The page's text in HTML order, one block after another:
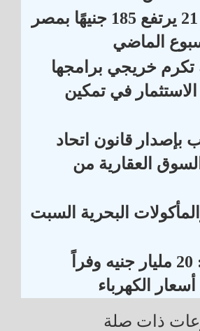
سعر الذهب عيار 21 يرتفع 185 جنيهًا بمصر
الماضي
تكرم خريجي برامجها
الاستثمار في تمكين
بإصدار قانون اتحاد
العقارية من
البحرية السبت
مسؤول حكومي : 20 مليار جنيه وفراً
الكهرباء
ذات صلة